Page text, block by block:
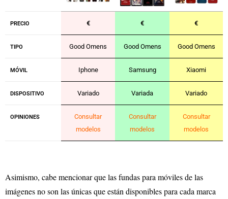
PRECIO € € €
TIPO Good Omens Good Omens Good Omens
MÓVIL Iphone Samsung Xiaomi
DISPOSITIVO Variado Variada Variado
OPINIONES
Consultar
modelos
Consultar
modelos
Consultar
modelos
Asimismo, cabe mencionar que las fundas para móviles de las
imágenes no son las únicas que están disponibles para cada marca